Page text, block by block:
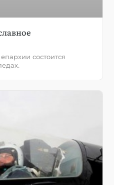
состоится